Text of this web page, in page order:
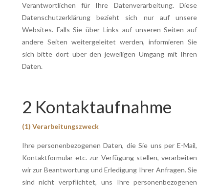
Verantwortlichen für Ihre Datenverarbeitung. Diese
Datenschutzerklärung bezieht sich nur auf unsere
Websites. Falls Sie über Links auf unseren Seiten auf
andere Seiten weitergeleitet werden, informieren Sie
sich bitte dort über den jeweiligen Umgang mit Ihren
Daten.
2 Kontaktaufnahme
(1) Verarbeitungszweck
Ihre personenbezogenen Daten, die Sie uns per E-Mail,
Kontaktformular etc. zur Verfügung stellen, verarbeiten
wir zur Beantwortung und Erledigung Ihrer Anfragen. Sie
sind nicht verpflichtet, uns Ihre personenbezogenen